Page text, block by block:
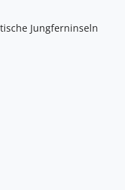
Jungferninseln